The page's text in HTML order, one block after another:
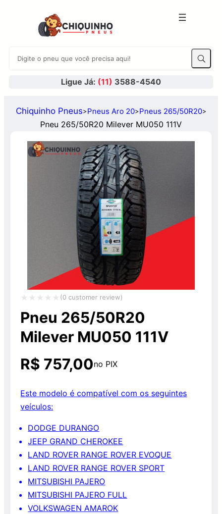
Ligue Já: (11) 3588-4540
Chiquinho Pneus>Pneus Aro 20>Pneus 265/50R20>
Pneu 265/50R20 Milever MU050 111V
Avaliação
0
de
(0 customer review)
Pneu 265/50R20
Milever MU050 111V
R$ 757,00no PIX
Este modelo é compatível com os seguintes
veículos:
DODGE DURANGO
JEEP GRAND CHEROKEE
LAND ROVER RANGE ROVER EVOQUE
LAND ROVER RANGE ROVER SPORT
MITSUBISHI PAJERO
MITSUBISHI PAJERO FULL
VOLKSWAGEN AMAROK